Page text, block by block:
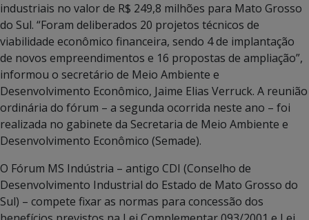
industriais no valor de R$ 249,8 milhões para Mato Grosso
do Sul. “Foram deliberados 20 projetos técnicos de
viabilidade econômico financeira, sendo 4 de implantação
de novos empreendimentos e 16 propostas de ampliação”,
informou o secretário de Meio Ambiente e
Desenvolvimento Econômico, Jaime Elias Verruck. A reunião
ordinária do fórum – a segunda ocorrida neste ano – foi
realizada no gabinete da Secretaria de Meio Ambiente e
Desenvolvimento Econômico (Semade).
O Fórum MS Indústria – antigo CDI (Conselho de
Desenvolvimento Industrial do Estado de Mato Grosso do
Sul) – compete fixar as normas para concessão dos